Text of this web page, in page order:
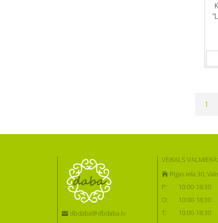
1
dbdaba@dbdaba.lv
VEIKALS VALMIERĀ:
Rīgas iela 30,
P:
10:00-18:30
O:
10:00-18:30
T:
10:00-18:30